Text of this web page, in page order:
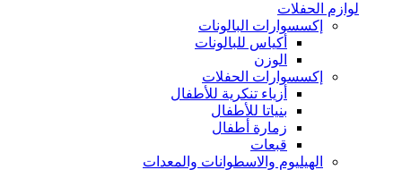
لوازم الحفلات
إكسسوارات البالونات
أكياس للبالونات
الوزن
إكسسوارات الحفلات
أزياء تنكرية للأطفال
بنياتا للأطفال
زمارة أطفال
قبعات
الهيليوم والاسطوانات والمعدات